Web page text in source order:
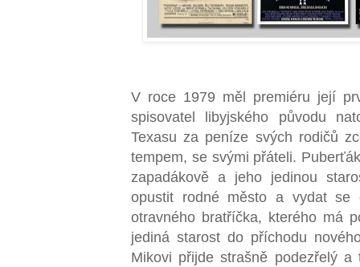
V roce 1979 měl premiéru její
spisovatel libyjského původu
Texasu za peníze svých rodičů
tempem, se svými přáteli.
zapadákově a jeho jedinou
opustit rodné město a vydat se
otravného bratříčka, kterého má
jediná starost do příchodu
Mikovi přijde strašně podezřelý